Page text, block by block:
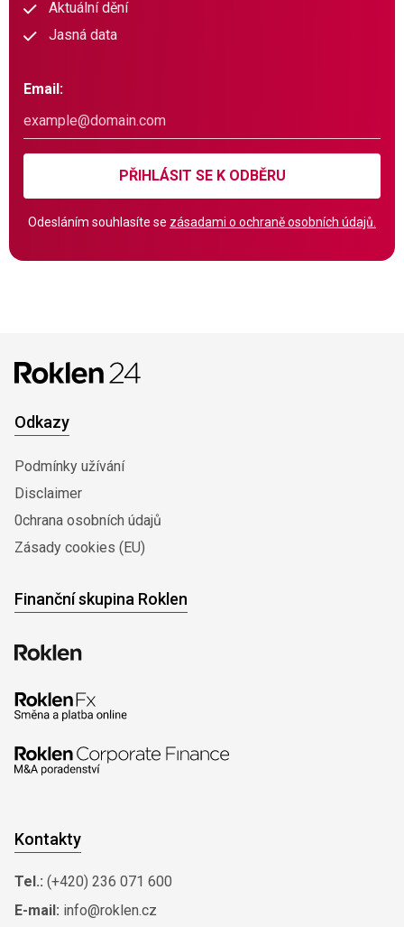
Aktuální dění
Jasná data
Email:
PŘIHLÁSIT SE K ODBĚRU
Odesláním souhlasíte se zásadami o ochraně osobních údajů.
Odkazy
Podmínky užívání
Disclaimer
0chrana osobních údajů
Zásady cookies (EU)
Finanční skupina Roklen
Kontakty
Tel.: (+420) 236 071 600
E-mail: info@roklen.cz